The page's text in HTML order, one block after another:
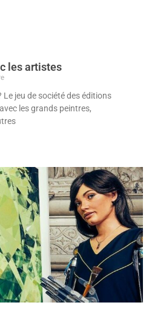
les artistes
jeu de société des éditions
les grands peintres,